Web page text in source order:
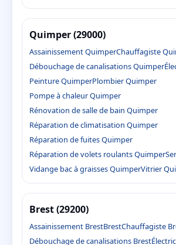
Quimper (29000)
Assainissement QuimperChauffagiste
Débouchage de canalisations Quimper
Peinture QuimperPlombier Quimper
Pompe à chaleur Quimper
Rénovation de salle de bain Quimper
Réparation de climatisation Quimper
Réparation de fuites Quimper
Réparation de volets roulants Quimper
Vidange bac à graisses QuimperVitrier
Brest (29200)
Assainissement BrestBrestChauffagiste
Débouchage de canalisations Brest